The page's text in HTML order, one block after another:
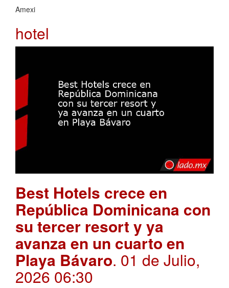
Amexi
hotel
Best Hotels crece en
República Dominicana con
su tercer resort y ya
avanza en un cuarto en
Playa Bávaro. 01 de Julio,
2026 06:30